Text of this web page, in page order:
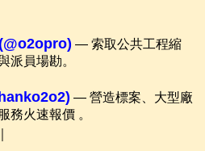
— 索取公共工程縮
派員場勘。
— 營造標案、大型廠
務火速報價 。